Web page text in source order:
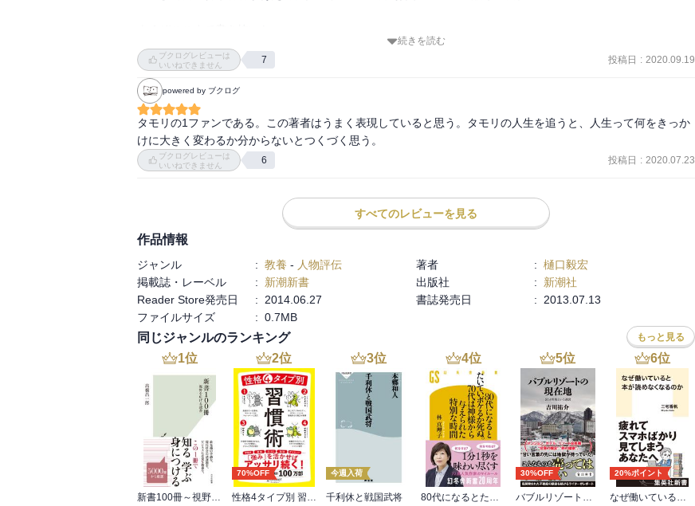
著者の当事者に対する距離感と、愛の深さから生まれる論考の数々に目からウロコが落ちまくる。
昭和から平成を駆け抜けた究極の長寿番組「笑っていいとも！」の真骨頂について。
「私も、あなたの数多くの作品のひとつです」－－恩師・赤塚不二夫の葬儀での伝説の弔辞。
「世界のキタノ」ビートたけしの原点は、無名の青年時代の師匠・深見千三郎。
憧れを自分の中に取り込み、昇華させていったから。
「さんまさんはよく言っていた。俺はひとを笑わせるために生きてきた」ーーどんなに悲しみ背負っていても笑
いを作り続けた明石家さんまは、プロレスラーでいえば武藤敬司。
それは、どんなに強くても総合格闘技には行かなかった。
著者はこの本を読み感動した女性から告白され、結婚にまで至ったという（エッセイ集「大江千里と渡辺美里っ
まさに、人生の節目に「いいとも」があり、「タモリ」がいた。
だが、その人生を節目をたぐり寄せたのは著者自身の力だ。
「人間のすることで、他の動物にはできないことがふたつあります。それは、笑うことと、祈ることです」
（「おわりに」より）
批判されることを覚悟で、愛するものを語り抜いた、著者の覚悟が素晴らしい。
続きを読む
ブクログレビューは
いいねできません
7 投稿日 : 2020.09.19
powered by ブクログ
タモリの1ファンである。この著者はうまく表現していると思う。タモリの人生を追うと、人生って何をきっか
けに大きく変わるか分からないとつくづく思う。
ブクログレビューは
いいねできません
6 投稿日 : 2020.07.23
すべてのレビューを見る
作品情報
ジャンル : 教養 - 人物評伝 著者 : 樋口毅宏
掲載誌・レーベル
: 新潮新書 出版社 :
新潮社
Reader Store発売日
: 2014.06.27 書誌発売日 :
2013.07.13
ファイルサイズ
: 0.7MB
同じジャンルのランキング もっと見る
1位
新書100冊～視野を広げる読書～
2位
70%OFF
性格4タイプ別 習慣術
3位
今週入荷
千利休と戦国武将
4位
80代になるとたいていボケるか死ぬ。70代は神様から与えられた特別な時間
5位
30%OFF
バブルリゾートの現在地 区分所有という迷宮
6位
20%ポイント
なぜ働いていると本が読めなくなるのか